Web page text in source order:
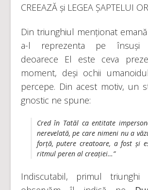
CREEAZĂ și LEGEA ȘAPTELUI
Din triunghiul menționat
a-l reprezenta pe însuși
deoarece El este ceva
moment, deși ochii
percepe. Din acest motiv, un
gnostic ne spune:
Cred în Tatăl ca entitate
nerevelată, pe care nimeni nu a
forţă, putere creatoare, a fost şi
ritmul peren al creaţiei…”
Indiscutabil, primul